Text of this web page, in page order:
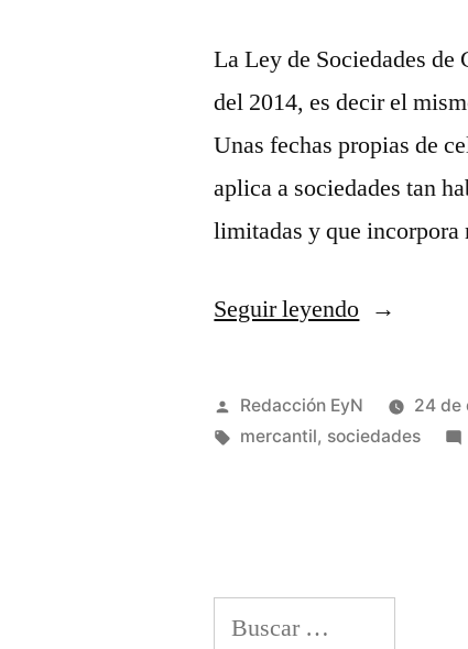
La Ley de Sociedades
del 2014, es decir el
Unas fechas propias de
aplica a sociedades tan
limitadas y que
Seguir leyendo«La
Ley
de
Publicado
por
Redacción EyN 24 de
Etiquetas:
mercantil, sociedades
Buscar: